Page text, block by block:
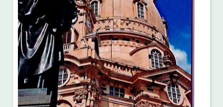
・ フロアマップ
・ 交通案内
・ よくある質問
・ 施設を借りる
・ 空き状況
・ 抽選対象日
・ 利用料金
音楽堂について
・ 音楽堂のご案内
・ フロアマップ
神奈川県立音楽堂